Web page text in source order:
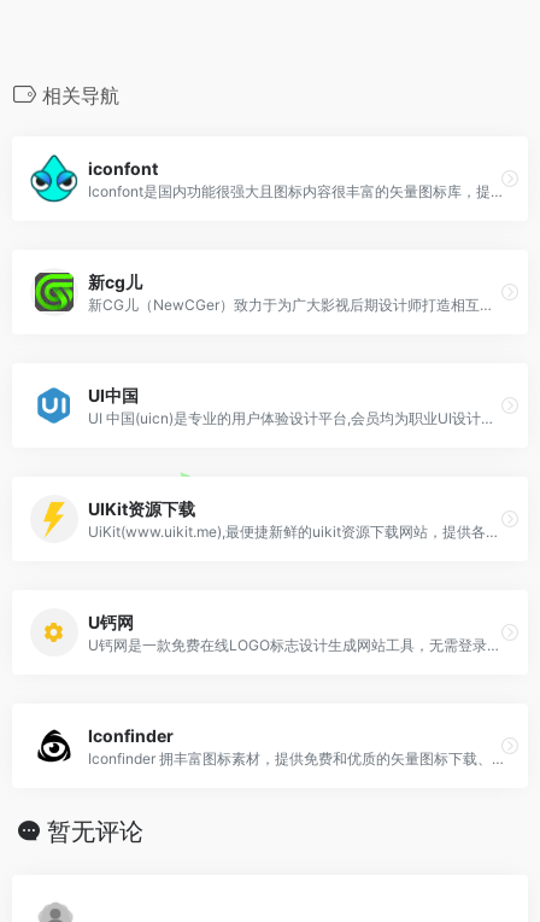
相关导航
iconfont
Iconfont是国内功能很强大且图标内容很丰富的矢量图标库，提供矢量图标下载、在线存储、格式转换等功能,设计师登录iconfont 阿里巴巴矢量图标库官网,可以…
新cg儿
新CG儿（NewCGer）致力于为广大影视后期设计师打造相互交流、分享作品与经验的互动平台。新CG儿同时还提供了免费AE模板素材下载，新CG儿的素材更新快，模板丰富
UI中国
UI 中国(uicn)是专业的用户体验设计平台,会员均为职业UI设计师,覆盖中国互联网公司,是中国专业的UI设计交流平台,UI中国官网为UI设计师提供职业生涯一站式
UIKit资源下载
UiKit(www.uikit.me),最便捷新鲜的uikit资源下载网站，提供各种设计素材源文件下载，设计源文件分享社区。官网整合了大量UIKIT文件,包含展示样机
U钙网
U钙网是一款免费在线LOGO标志设计生成网站工具，无需登录注册就可以免费使用所有功能。U钙网官网有数万套LOGO模板,数百种专属字体选择,自由搭配一目了然,只需填写
Iconfinder
Iconfinder 拥丰富图标素材，提供免费和优质的矢量图标下载、插图和3D插图，有收费也有免费。Iconfinder官网图标库有SVG、AI和PNG格式的图标…
暂无评论